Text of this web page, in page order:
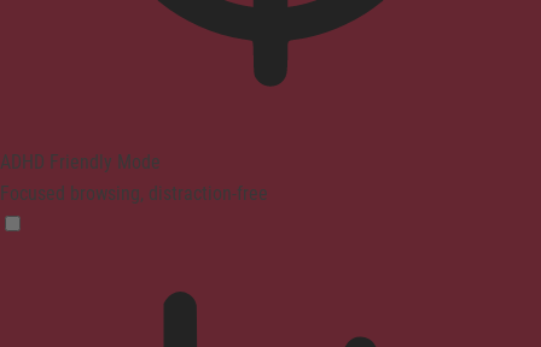
ADHD Friendly Mode
Focused browsing, distraction-free